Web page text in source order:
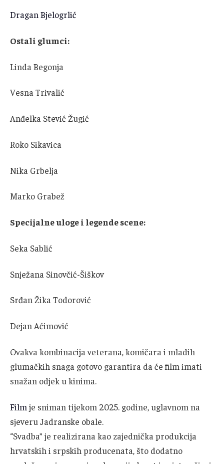
Dragan Bjelogrlić
Ostali glumci:
Linda Begonja
Vesna Trivalić
Anđelka Stević Žugić
Roko Sikavica
Nika Grbelja
Marko Grabež
Specijalne uloge i legende scene:
Seka Sablić
Snježana Sinovčić-Šiškov
Srđan Žika Todorović
Dejan Aćimović
Ovakva kombinacija veterana, komičara i mladih
glumačkih snaga gotovo garantira da će film imati
snažan odjek u kinima.
Film je sniman tijekom 2025. godine, uglavnom na
sjeveru Jadranske obale.
“Svadba” je realizirana kao zajednička produkcija
hrvatskih i srpskih producenata, što dodatno